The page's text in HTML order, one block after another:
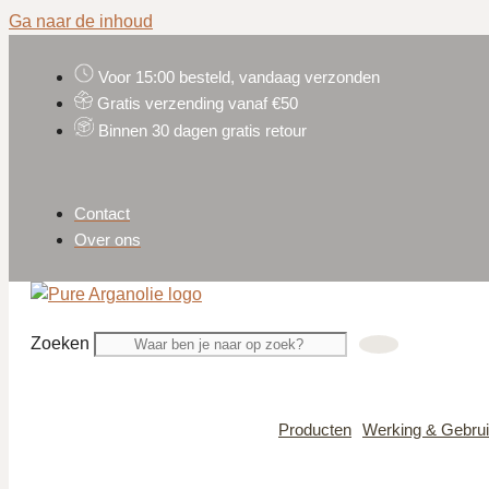
Ga naar de inhoud
Voor 15:00 besteld, vandaag verzonden
Gratis verzending vanaf €50
Binnen 30 dagen gratis retour
Contact
Over ons
Zoeken
Producten Werking &